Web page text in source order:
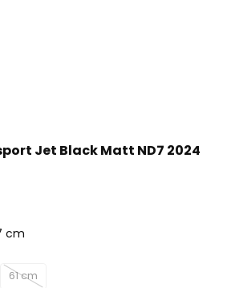
Jet Black Matt ND7 2024
cm
61 cm